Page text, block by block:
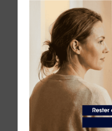
Se
formations
5 min. de lecture